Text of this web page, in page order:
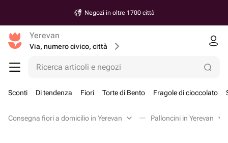
Negozi in oltre 1700 città
Yerevan
Via, numero civico, città
Ricerca articoli e negozi
Sconti Di tendenza Fiori Torte di Bento Fragole di cioccolato
Consegna fiori a domicilio in Yerevan Palloncini in Yerevan